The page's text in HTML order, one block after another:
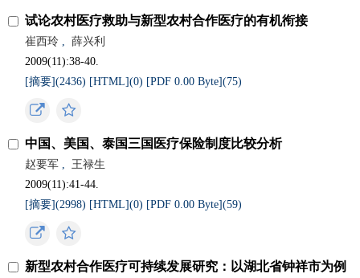
试论农村医疗救助与新型农村合作医疗的有机衔接
崔西玲 ,
薛兴利
2009(11):38-40.
[摘要](2436) [HTML](0) [PDF 0.00 Byte](75)
中国、美国、泰国三国医疗保险制度比较分析
赵要军 ,
王禄生
2009(11):41-44.
[摘要](2998) [HTML](0) [PDF 0.00 Byte](59)
新型农村合作医疗可持续发展研究：以湖北省钟祥市为例